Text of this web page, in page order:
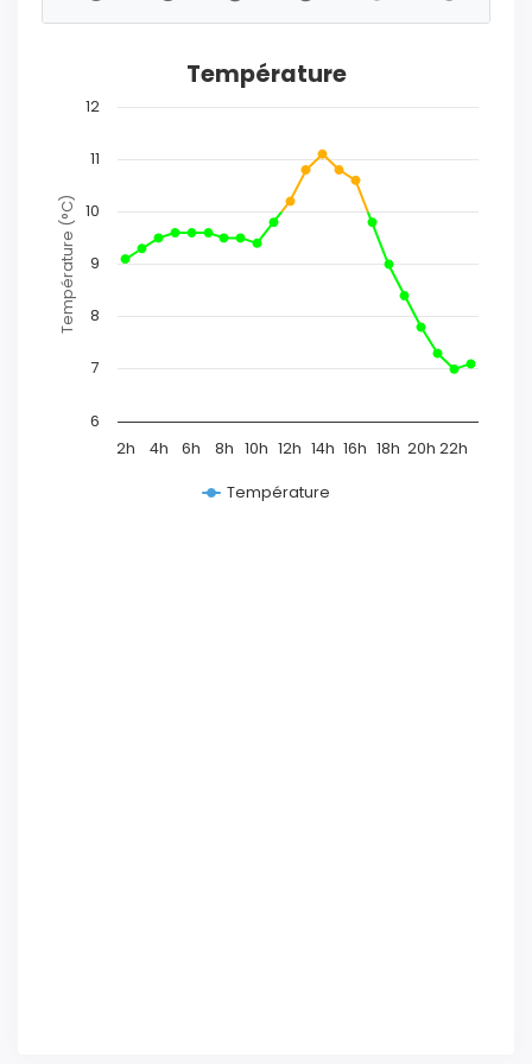
Température (°C)
Température
2h 4h 6h 8h 10h 12h 14h 16h 18h 20h 22h
6
7
8
9
10
11
12
Température